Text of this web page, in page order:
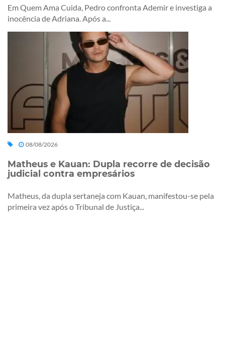
Em Quem Ama Cuida, Pedro confronta Ademir e investiga a
inocência de Adriana. Após a...
08/08/2026
Matheus e Kauan: Dupla recorre de decisão
judicial contra empresários
Matheus, da dupla sertaneja com Kauan, manifestou-se pela
primeira vez após o Tribunal de Justiça...